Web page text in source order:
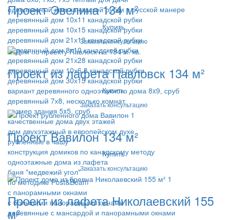
одноэтажный дом канадской рубки в русской манере
деревянный дом 10х11 канадской рубки
деревянный дом 10х15 канадской рубки
деревянный дом 21х13 канадской рубки
деревянный дом 8x10 канадской рубки
деревянный дом 21х28 канадской рубки
деревянный дом 10х6,8 канадской рубки
деревянный дом 30х15 канадской рубки
вариант деревянного одноэтажного дома 8x9, сруб
деревянный 7х8, несколько комнат
размер здания 5x5, сруб
качественные дома двух этажей
дом двухэтажный в европейском духе
рубленные в чашу
конструкция домиков по канадскому методу
одноэтажные дома из лафета
баня "медвежий угол"
по методике Post&Beam
с панорамными окнами
с большими панорамными окнами
деревянные с мансардой и панорамными окнами
Проект Эвелина 134 м²
Купить
Заказать консультацию
Проект из лафета Павловск 134 м²
Купить
Заказать консультацию
Проект Вавилон 134 м²
Купить
Заказать консультацию
Проект из лафета Николаевский 155
м²